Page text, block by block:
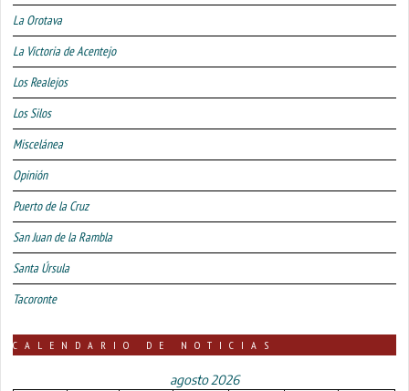
La Orotava
La Victoria de Acentejo
Los Realejos
Los Silos
Miscelánea
Opinión
Puerto de la Cruz
San Juan de la Rambla
Santa Úrsula
Tacoronte
CALENDARIO DE NOTICIAS
agosto 2026